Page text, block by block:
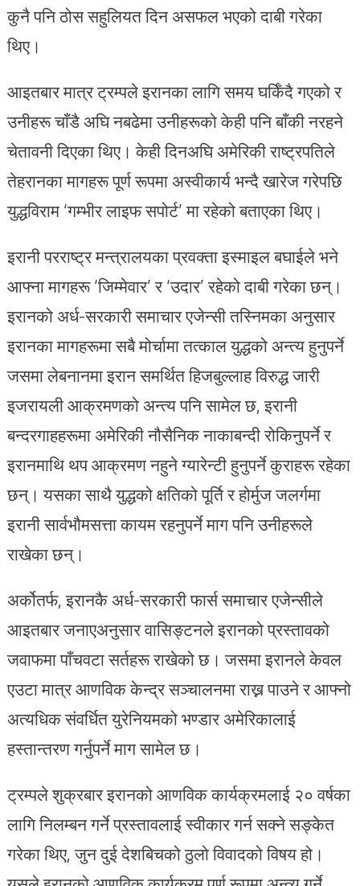
कुनै पनि ठोस सहुलियत दिन असफल भएको दाबी गरेका
थिए।
आइतबार मात्र ट्रम्पले इरानका लागि समय घर्किँदै गएको र
उनीहरू चाँडै अघि नबढेमा उनीहरूको केही पनि बाँकी नरहने
चेतावनी दिएका थिए। केही दिनअघि अमेरिकी राष्ट्रपतिले
तेहरानका मागहरू पूर्ण रूपमा अस्वीकार्य भन्दै खारेज गरेपछि
युद्धविराम ‘गम्भीर लाइफ सपोर्ट’ मा रहेको बताएका थिए।
इरानी परराष्ट्र मन्त्रालयका प्रवक्ता इस्माइल बघाईले भने
आफ्ना मागहरू ‘जिम्मेवार’ र ‘उदार’ रहेको दाबी गरेका छन्।
इरानको अर्ध-सरकारी समाचार एजेन्सी तस्निमका अनुसार
इरानका मागहरूमा सबै मोर्चामा तत्काल युद्धको अन्त्य हुनुपर्ने
जसमा लेबनानमा इरान समर्थित हिजबुल्लाह विरुद्ध जारी
इजरायली आक्रमणको अन्त्य पनि सामेल छ, इरानी
बन्दरगाहहरूमा अमेरिकी नौसैनिक नाकाबन्दी रोकिनुपर्ने र
इरानमाथि थप आक्रमण नहुने ग्यारेन्टी हुनुपर्ने कुराहरू रहेका
छन्। यसका साथै युद्धको क्षतिको पूर्ति र होर्मुज जलर्गमा
इरानी सार्वभौमसत्ता कायम रहनुपर्ने माग पनि उनीहरूले
राखेका छन्।
अर्कोतर्फ, इरानकै अर्ध-सरकारी फार्स समाचार एजेन्सीले
आइतबार जनाएअनुसार वासिङ्टनले इरानको प्रस्तावको
जवाफमा पाँचवटा सर्तहरू राखेको छ। जसमा इरानले केवल
एउटा मात्र आणविक केन्द्र सञ्चालनमा राख्न पाउने र आफ्नो
अत्यधिक संवर्धित युरेनियमको भण्डार अमेरिकालाई
हस्तान्तरण गर्नुपर्ने माग सामेल छ।
ट्रम्पले शुक्रबार इरानको आणविक कार्यक्रमलाई २० वर्षका
लागि निलम्बन गर्ने प्रस्तावलाई स्वीकार गर्न सक्ने सङ्केत
गरेका थिए, जुन दुई देशबिचको ठुलो विवादको विषय हो।